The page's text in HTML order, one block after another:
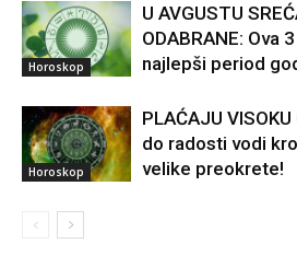
Horoskop
U AVGUSTU
ODABRANE: Ova
najlepši period
Horoskop
PLAĆAJU
do radosti vodi
velike preokrete!